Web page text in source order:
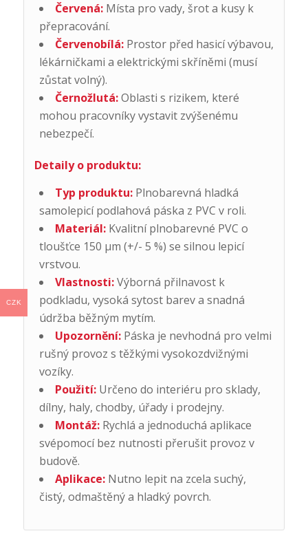
Červená:Místa pro vady, šrot a kusy k
přepracování.
Červenobílá:Prostor před hasicí výbavou,
lékárničkami a elektrickými skříněmi (musí
zůstat volný).
Černožlutá:Oblasti s rizikem, které
mohou pracovníky vystavit zvýšenému
nebezpečí.
Detaily o produktu:
Typ produktu:Plnobarevná hladká
samolepicí podlahová páska z PVC v roli.
Materiál:Kvalitní plnobarevné PVC o
tloušťce 150 µm (+/- 5 %) se silnou lepicí
vrstvou.
Vlastnosti:Výborná přilnavost k
podkladu, vysoká sytost barev a snadná
údržba běžným mytím.
Upozornění:Páska je nevhodná pro velmi
rušný provoz s těžkými vysokozdvižnými
vozíky.
Použití:Určeno do interiéru pro sklady,
dílny, haly, chodby, úřady i prodejny.
Montáž:Rychlá a jednoduchá aplikace
svépomocí bez nutnosti přerušit provoz v
budově.
Aplikace:Nutno lepit na zcela suchý,
čistý, odmaštěný a hladký povrch.
CZK